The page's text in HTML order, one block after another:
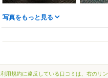
写真をもっと見る
利用規約に違反している口コミは、右のリ